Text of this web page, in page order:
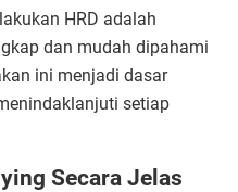
HRD adalah
dan mudah dipahami
ini menjadi dasar
setiap
Secara Jelas